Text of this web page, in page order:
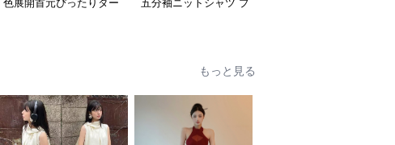
色展開首元ぴったりター
五分袖ニットシャツ プ
もっと見る